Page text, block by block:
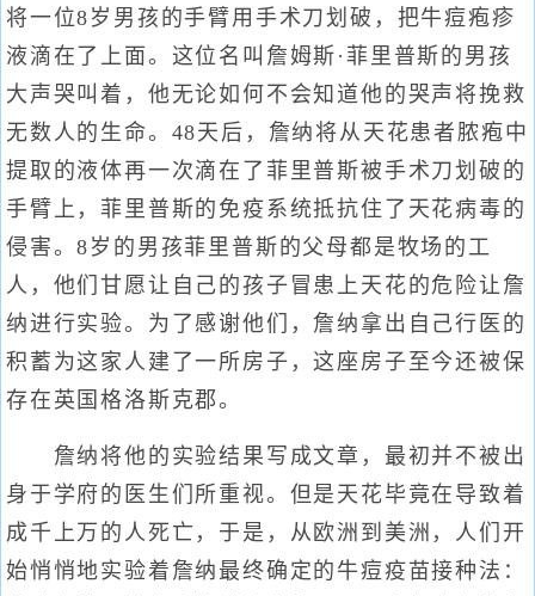
将一位8岁男孩的手臂用手术刀划破，把牛痘疱疹
液滴在了上面。这位名叫詹姆斯·菲里普斯的男孩
大声哭叫着，他无论如何不会知道他的哭声将挽救
无数人的生命。48天后，詹纳将从天花患者脓疱中
提取的液体再一次滴在了菲里普斯被手术刀划破的
手臂上，菲里普斯的免疫系统抵抗住了天花病毒的
侵害。8岁的男孩菲里普斯的父母都是牧场的工
人，他们甘愿让自己的孩子冒患上天花的危险让詹
纳进行实验。为了感谢他们，詹纳拿出自己行医的
积蓄为这家人建了一所房子，这座房子至今还被保
存在英国格洛斯克郡。
詹纳将他的实验结果写成文章，最初并不被出
身于学府的医生们所重视。但是天花毕竟在导致着
成千上万的人死亡，于是，从欧洲到美洲，人们开
始悄悄地实验着詹纳最终确定的牛痘疫苗接种法：